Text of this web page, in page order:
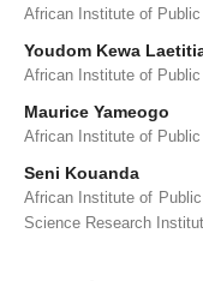
African Institute of
Youdom Kewa
African Institute of
Maurice Yameogo
African Institute of
Seni Kouanda
African Institute of
Science Research